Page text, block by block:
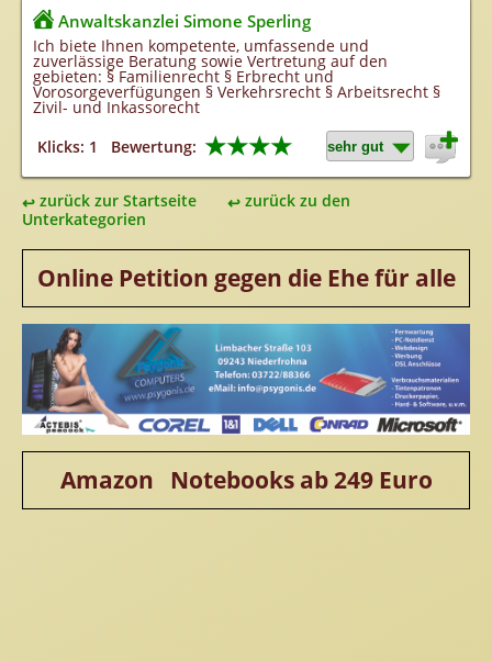
Anwaltskanzlei Simone Sperling
Ich biete Ihnen kompetente, umfassende und
zuverlässige Beratung sowie Vertretung auf den
gebieten: § Familienrecht § Erbrecht und
Vorosorgeverfügungen § Verkehrsrecht § Arbeitsrecht §
Zivil- und Inkassorecht
Klicks: 1
Bewertung: ★★★★
zurück zur Startseite
zurück zu den
Unterkategorien
Online Petition gegen die Ehe für alle
Amazon Notebooks ab 249 Euro